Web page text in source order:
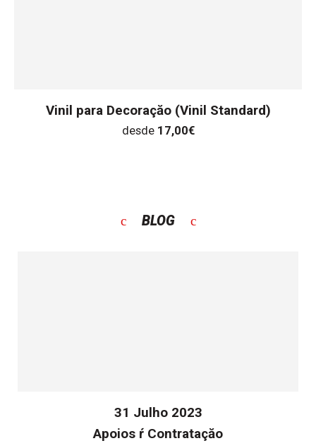
Vinil para Decoraçăo (Vinil Standard)
desde 17,00€
BLOG
31 Julho 2023
Apoios ŕ Contrataçăo